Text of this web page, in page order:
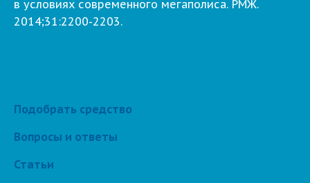
в условиях современного мегаполиса. РМЖ.
2014;31:2200-2203.
Подобрать средство
Вопросы и ответы
Статьи